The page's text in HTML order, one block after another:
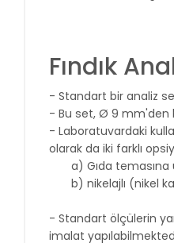
Fındık
- Standart bir analiz
- Bu set, Ø 9 mm'den
- Laboratuvardaki
olarak da iki farklı
a) Gıda temasına
b) nikelajlı (nikel
- Standart ölçülerin
imalat